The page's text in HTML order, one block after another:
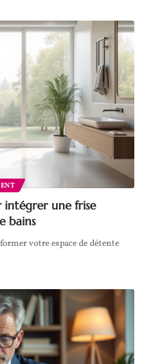
intégrer une frise
bains
votre espace de détente